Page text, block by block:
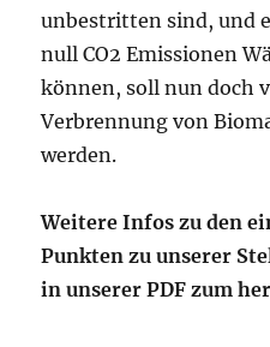
unbestritten sind, und
null CO2 Emissionen
können, soll nun doch
Verbrennung von
werden.
Weitere Infos zu den
Punkten zu unserer
in unserer PDF zum